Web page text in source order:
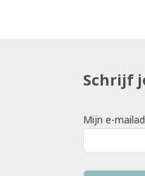
Schrijf
Mijn e-